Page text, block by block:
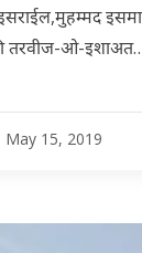
तरवीज-ओ-
May 15, 2019